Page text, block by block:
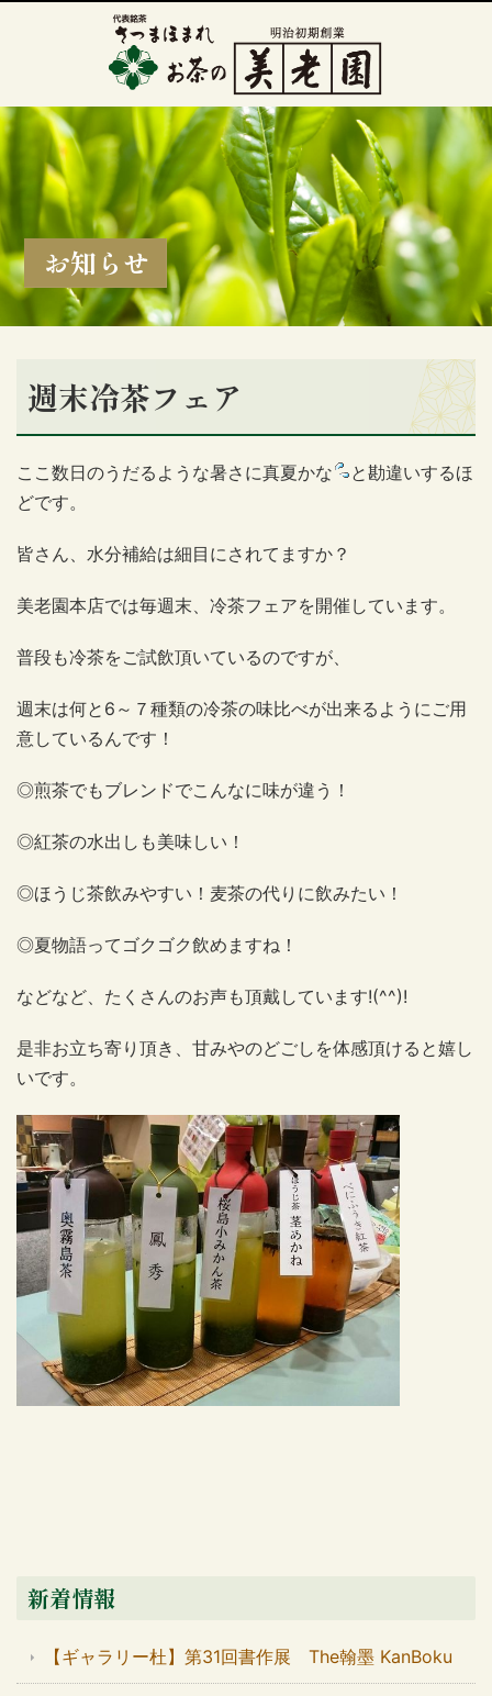
お知らせ
週末冷茶フェア
ここ数日のうだるような暑さに真夏かな
と勘違いするほ
どです。
皆さん、水分補給は細目にされてますか？
美老園本店では毎週末、冷茶フェアを開催しています。
普段も冷茶をご試飲頂いているのですが、
週末は何と6～７種類の冷茶の味比べが出来るようにご用
意しているんです！
◎煎茶でもブレンドでこんなに味が違う！
◎紅茶の水出しも美味しい！
◎ほうじ茶飲みやすい！麦茶の代りに飲みたい！
◎夏物語ってゴクゴク飲めますね！
などなど、たくさんのお声も頂戴しています!(^^)!
是非お立ち寄り頂き、甘みやのどごしを体感頂けると嬉し
いです。
新着情報
【ギャラリー杜】第31回書作展 The翰墨 KanBoku